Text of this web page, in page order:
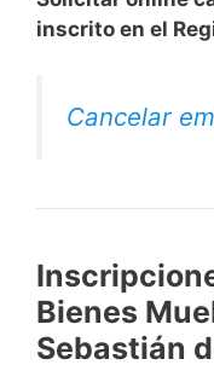
inscrito en el
Cancelar
Bienes
Sebastián